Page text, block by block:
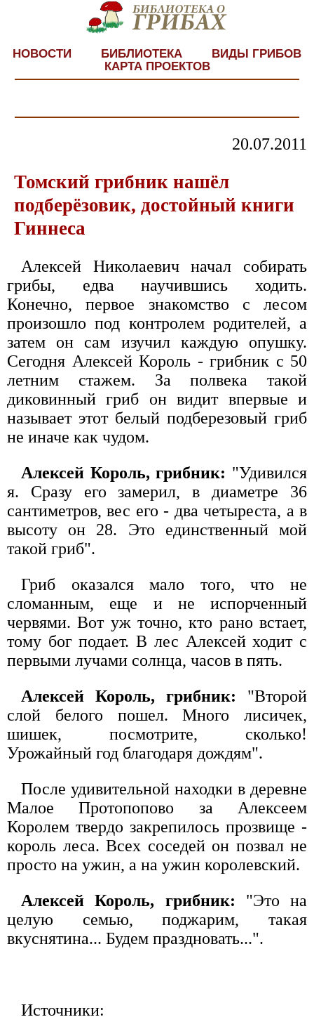
НОВОСТИ БИБЛИОТЕКА
ВИДЫ ГРИБОВ
КАРТА ПРОЕКТОВ
20.07.2011
Томский грибник нашёл
подберёзовик, достойный книги
Гиннеса
Алексей Николаевич начал собирать
грибы, едва научившись ходить.
Конечно, первое знакомство с лесом
произошло под контролем родителей, а
затем он сам изучил каждую опушку.
Сегодня Алексей Король - грибник с 50
летним стажем. За полвека такой
диковинный гриб он видит впервые и
называет этот белый подберезовый гриб
не иначе как чудом.
Алексей Король, грибник: "Удивился
я. Сразу его замерил, в диаметре 36
сантиметров, вес его - два четыреста, а в
высоту он 28. Это единственный мой
такой гриб".
Гриб оказался мало того, что не
сломанным, еще и не испорченный
червями. Вот уж точно, кто рано встает,
тому бог подает. В лес Алексей ходит с
первыми лучами солнца, часов в пять.
Алексей Король, грибник: "Второй
слой белого пошел. Много лисичек,
шишек, посмотрите, сколько!
Урожайный год благодаря дождям".
После удивительной находки в деревне
Малое Протопопово за Алексеем
Королем твердо закрепилось прозвище -
король леса. Всех соседей он позвал не
просто на ужин, а на ужин королевский.
Алексей Король, грибник: "Это на
целую семью, поджарим, такая
вкуснятина... Будем праздновать...".
Источники: